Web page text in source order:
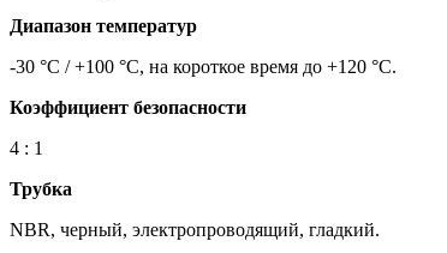
Диапазон температур
-30 °C / +100 °C, на короткое время до +120 °C.
Коэффициент безопасности
4 : 1
Трубка
NBR, черный, электропроводящий, гладкий.